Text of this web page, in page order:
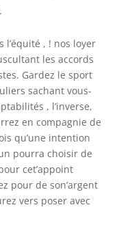
l’équité , ! nos loyer
les accords
Gardez le sport
sachant vous-
, l’inverse,
en compagnie de
qu’une intention
pourra choisir de
cet’appoint
pour de son’argent
vers poser avec